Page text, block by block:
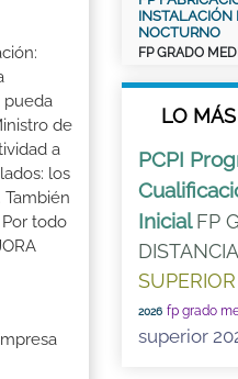
pueda
de
a
los
todo
INSTALACIÓN
NOCTURNO
FP GRADO
LO
PCPI
Inicial FP
DISTANCIA
SUPERIOR
2026 fp grado
superior